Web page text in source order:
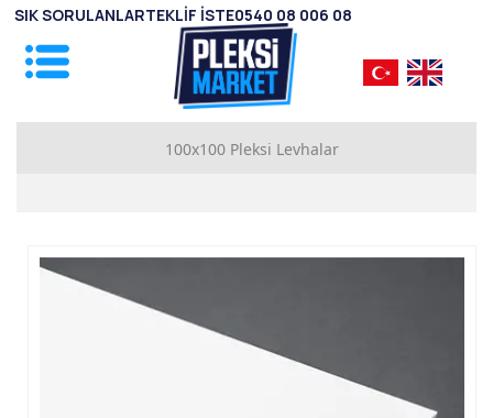
100x100 Pleksi Levhalar
2.8mm Pleksi Levhalar
SIK SORULANLARTEKLİF İSTE0540 08 006 08